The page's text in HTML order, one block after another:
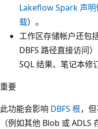
Lakeflow Spark 声明
载）。
工作区存储帐户还包
DBFS 路径直接访问
SQL 结果、笔记本修
重要
此功能会影响 DBFS 根，
（例如其他 Blob 或